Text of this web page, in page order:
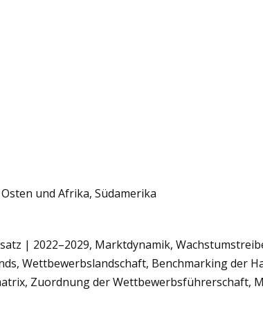
und Afrika, Südamerika
| 2022–2029, Marktdynamik,
Wettbewerbslandschaft, Benchmarking der
Zuordnung der Wettbewerbsführerschaft,